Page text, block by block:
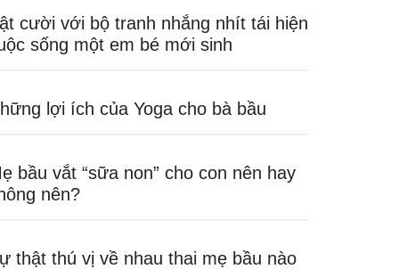
cười với bộ tranh nhắng nhít tái hiện
sống một em bé mới sinh
lợi ích của Yoga cho bà bầu
bầu vắt “sữa non” cho con nên hay
nên?
thật thú vị về nhau thai mẹ bầu nào